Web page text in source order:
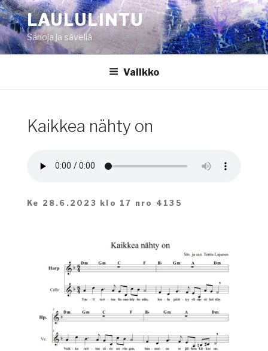
Siirry
sisältöönLAULULINTU
Sanoja ja säveliä
Valikko
Kaikkea nähty on
Ke 28.6.2023 klo 17 nro 4135